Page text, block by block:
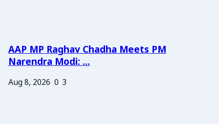
AAP MP Raghav Chadha Meets PM
Narendra Modi: ...
Aug 8, 2026 0 3